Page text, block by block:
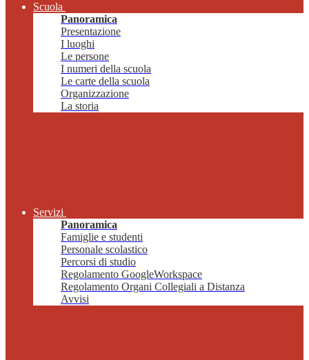
Scuola
Panoramica
Presentazione
I luoghi
Le persone
I numeri della scuola
Le carte della scuola
Organizzazione
La storia
Servizi
Panoramica
Famiglie e studenti
Personale scolastico
Percorsi di studio
Regolamento GoogleWorkspace
Regolamento Organi Collegiali a Distanza
Avvisi